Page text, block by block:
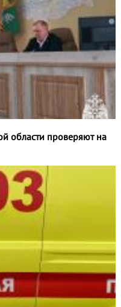
области проверяют на